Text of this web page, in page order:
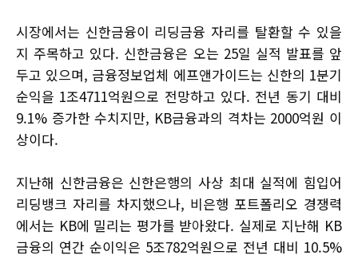
시장에서는 신한금융이 리딩금융 자리를 탈환할 수 있을
지 주목하고 있다. 신한금융은 오는 25일 실적 발표를 앞
두고 있으며, 금융정보업체 에프앤가이드는 신한의 1분기
순익을 1조4711억원으로 전망하고 있다. 전년 동기 대비
9.1% 증가한 수치지만, KB금융과의 격차는 2000억원 이
상이다.
지난해 신한금융은 신한은행의 사상 최대 실적에 힘입어
리딩뱅크 자리를 차지했으나, 비은행 포트폴리오 경쟁력
에서는 KB에 밀리는 평가를 받아왔다. 실제로 지난해 KB
금융의 연간 순이익은 5조782억원으로 전년 대비 10.5%